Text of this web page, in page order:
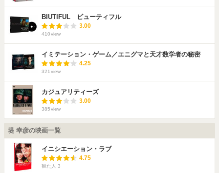
BIUTIFUL ビューティフル
3.00
410view
イミテーション・ゲーム／エニグマと天才数学者の秘密
4.25
321 view
カジュアリティーズ
3.00
385view
堤 幸彦の映画一覧
イニシエーション・ラブ
4.75
観た人 3